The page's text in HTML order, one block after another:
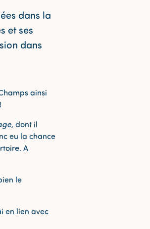
dans la
et ses
dans
ainsi
, dont il
eu la chance
A
le
en lien avec